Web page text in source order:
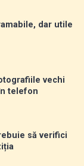
dar utile
vechi
telefon
să verifici